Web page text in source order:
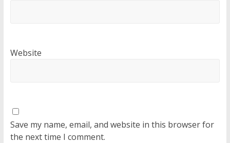
Website
Save my name, email, and website in this browser for
the next time I comment.